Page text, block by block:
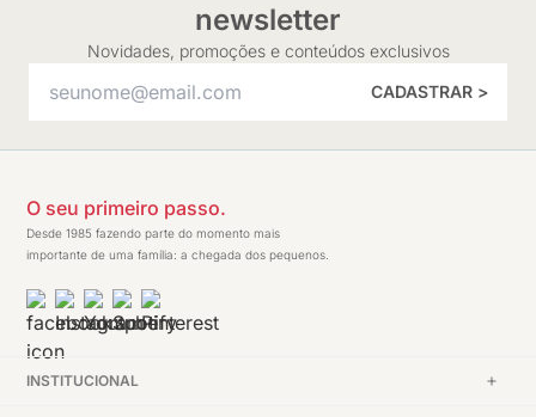
newsletter
Novidades, promoções e conteúdos exclusivos
CADASTRAR >
O seu primeiro passo.
Desde 1985 fazendo parte do momento mais
importante de uma família: a chegada dos pequenos.
INSTITUCIONAL